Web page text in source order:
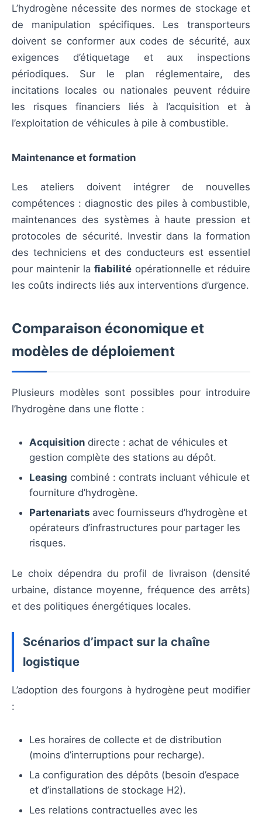
L’hydrogène nécessite des normes de stockage et
de manipulation spécifiques. Les transporteurs
doivent se conformer aux codes de sécurité, aux
exigences d’étiquetage et aux inspections
périodiques. Sur le plan réglementaire, des
incitations locales ou nationales peuvent réduire
les risques financiers liés à l’acquisition et à
l’exploitation de véhicules à pile à combustible.
Maintenance et formation
Les ateliers doivent intégrer de nouvelles
compétences : diagnostic des piles à combustible,
maintenances des systèmes à haute pression et
protocoles de sécurité. Investir dans la formation
des techniciens et des conducteurs est essentiel
pour maintenir la fiabilité opérationnelle et réduire
les coûts indirects liés aux interventions d’urgence.
Comparaison économique et
modèles de déploiement
Plusieurs modèles sont possibles pour introduire
l’hydrogène dans une flotte :
Acquisition directe : achat de véhicules et
gestion complète des stations au dépôt.
Leasing combiné : contrats incluant véhicule et
fourniture d’hydrogène.
Partenariats avec fournisseurs d’hydrogène et
opérateurs d’infrastructures pour partager les
risques.
Le choix dépendra du profil de livraison (densité
urbaine, distance moyenne, fréquence des arrêts)
et des politiques énergétiques locales.
Scénarios d’impact sur la chaîne
logistique
L’adoption des fourgons à hydrogène peut modifier
:
Les horaires de collecte et de distribution
(moins d’interruptions pour recharge).
La configuration des dépôts (besoin d’espace
et d’installations de stockage H2).
Les relations contractuelles avec les